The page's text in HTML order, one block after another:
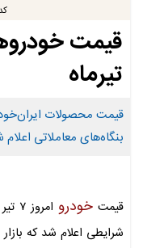
تیرماه
بنگاه‌های معاملاتی
قیمت خودرو
شرایطی اعلام شد که